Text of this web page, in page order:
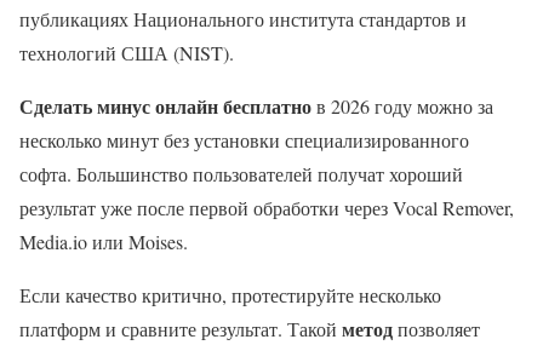
публикациях Национального института стандартов и
технологий США (NIST).
Сделать минус онлайн бесплатнов 2026 году можно за
несколько минут без установки специализированного
софта. Большинство пользователей получат хороший
результат уже после первой обработки через Vocal Remover,
Media.io или Moises.
Если качество критично, протестируйте несколько
платформ и сравните результат. Такой методпозволяет